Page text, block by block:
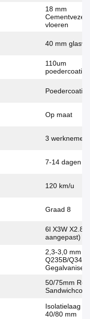
18 mm
vloeren
40 mm
110um
Poedercoating
Op maat
3
7-14 dagen
120 km/u
Graad 8
6l X3W
aangepast)
2,3-3,0 mm
Q235B/
50/75mm
Isolatielaag
40/80 mm